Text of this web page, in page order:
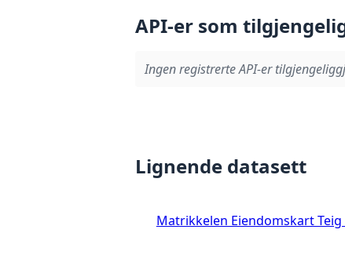
API-er som
Ingen registrerte API-er
Lignende datasett
Matrikkelen Eiendomskart